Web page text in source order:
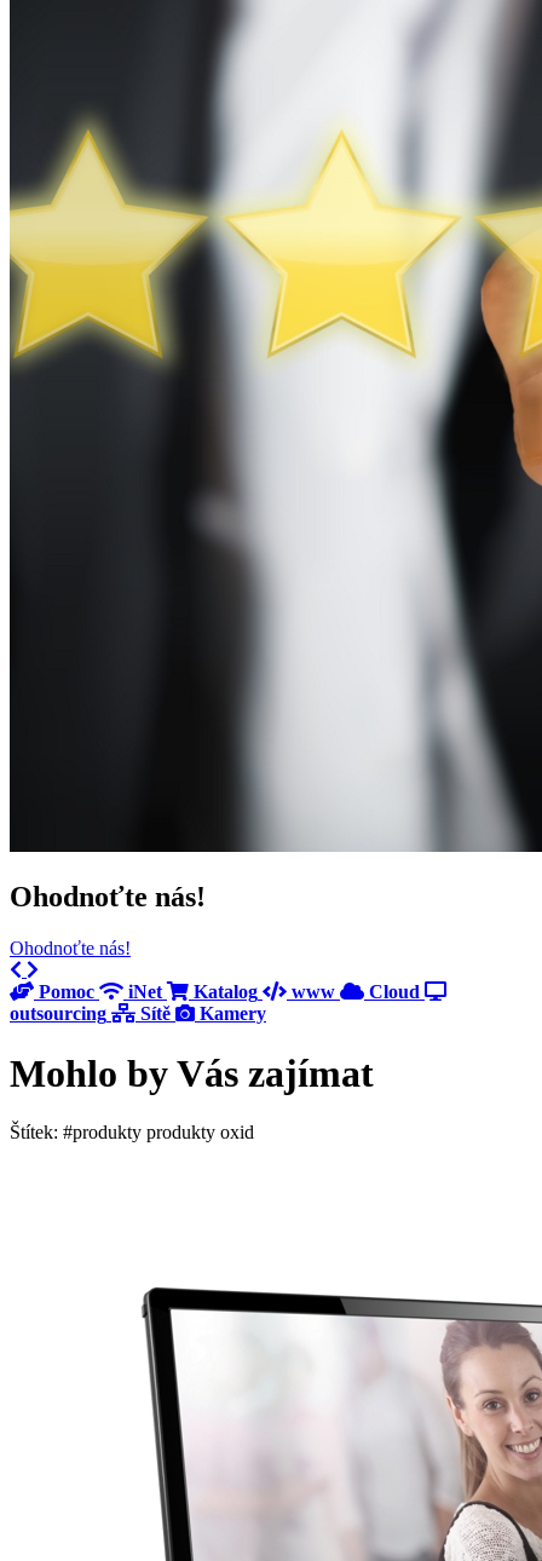
Ohodnoťte nás!
Ohodnoťte nás!
Previous
Pomoc
iNet Katalog www
Cloud
outsourcing
Sítě Kamery
Mohlo by Vás zajímat
Štítek: #produkty produkty oxid